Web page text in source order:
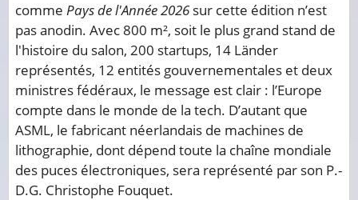
comme Pays de l'Année 2026sur cette édition n’est
pas anodin. Avec 800 m², soit le plus grand stand de
l'histoire du salon, 200 startups, 14 Länder
représentés, 12 entités gouvernementales et deux
ministres fédéraux, le message est clair : l’Europe
compte dans le monde de la tech. D’autant que
ASML, le fabricant néerlandais de machines de
lithographie, dont dépend toute la chaîne mondiale
des puces électroniques, sera représenté par son P.-
D.G. Christophe Fouquet.